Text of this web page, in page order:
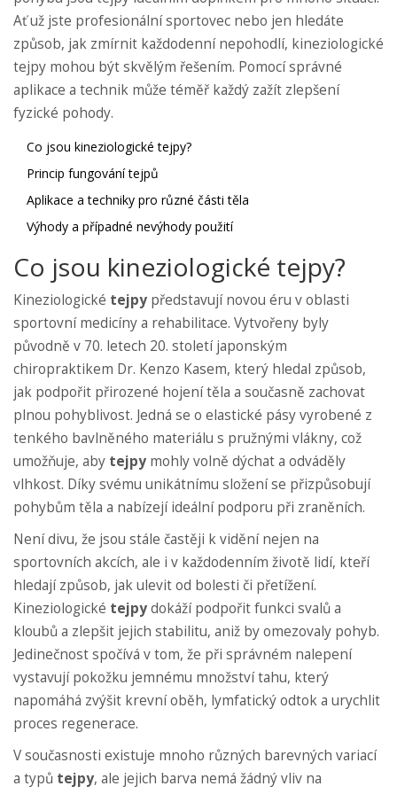
Ať už jste profesionální sportovec nebo jen hledáte
způsob, jak zmírnit každodenní nepohodlí, kineziologické
tejpy mohou být skvělým řešením. Pomocí správné
aplikace a technik může téměř každý zažít zlepšení
fyzické pohody.
Co jsou kineziologické tejpy?
Princip fungování tejpů
Aplikace a techniky pro různé části těla
Výhody a případné nevýhody použití
Co jsou kineziologické tejpy?
Kineziologické tejpy představují novou éru v oblasti
sportovní medicíny a rehabilitace. Vytvořeny byly
původně v 70. letech 20. století japonským
chiropraktikem Dr. Kenzo Kasem, který hledal způsob,
jak podpořit přirozené hojení těla a současně zachovat
plnou pohyblivost. Jedná se o elastické pásy vyrobené z
tenkého bavlněného materiálu s pružnými vlákny, což
umožňuje, aby tejpy mohly volně dýchat a odváděly
vlhkost. Díky svému unikátnímu složení se přizpůsobují
pohybům těla a nabízejí ideální podporu při zraněních.
Není divu, že jsou stále častěji k vidění nejen na
sportovních akcích, ale i v každodenním životě lidí, kteří
hledají způsob, jak ulevit od bolesti či přetížení.
Kineziologické tejpydokáží podpořit funkci svalů a
kloubů a zlepšit jejich stabilitu, aniž by omezovaly pohyb.
Jedinečnost spočívá v tom, že při správném nalepení
vystavují pokožku jemnému množství tahu, který
napomáhá zvýšit krevní oběh, lymfatický odtok a urychlit
proces regenerace.
V současnosti existuje mnoho různých barevných variací
a typů tejpy, ale jejich barva nemá žádný vliv na